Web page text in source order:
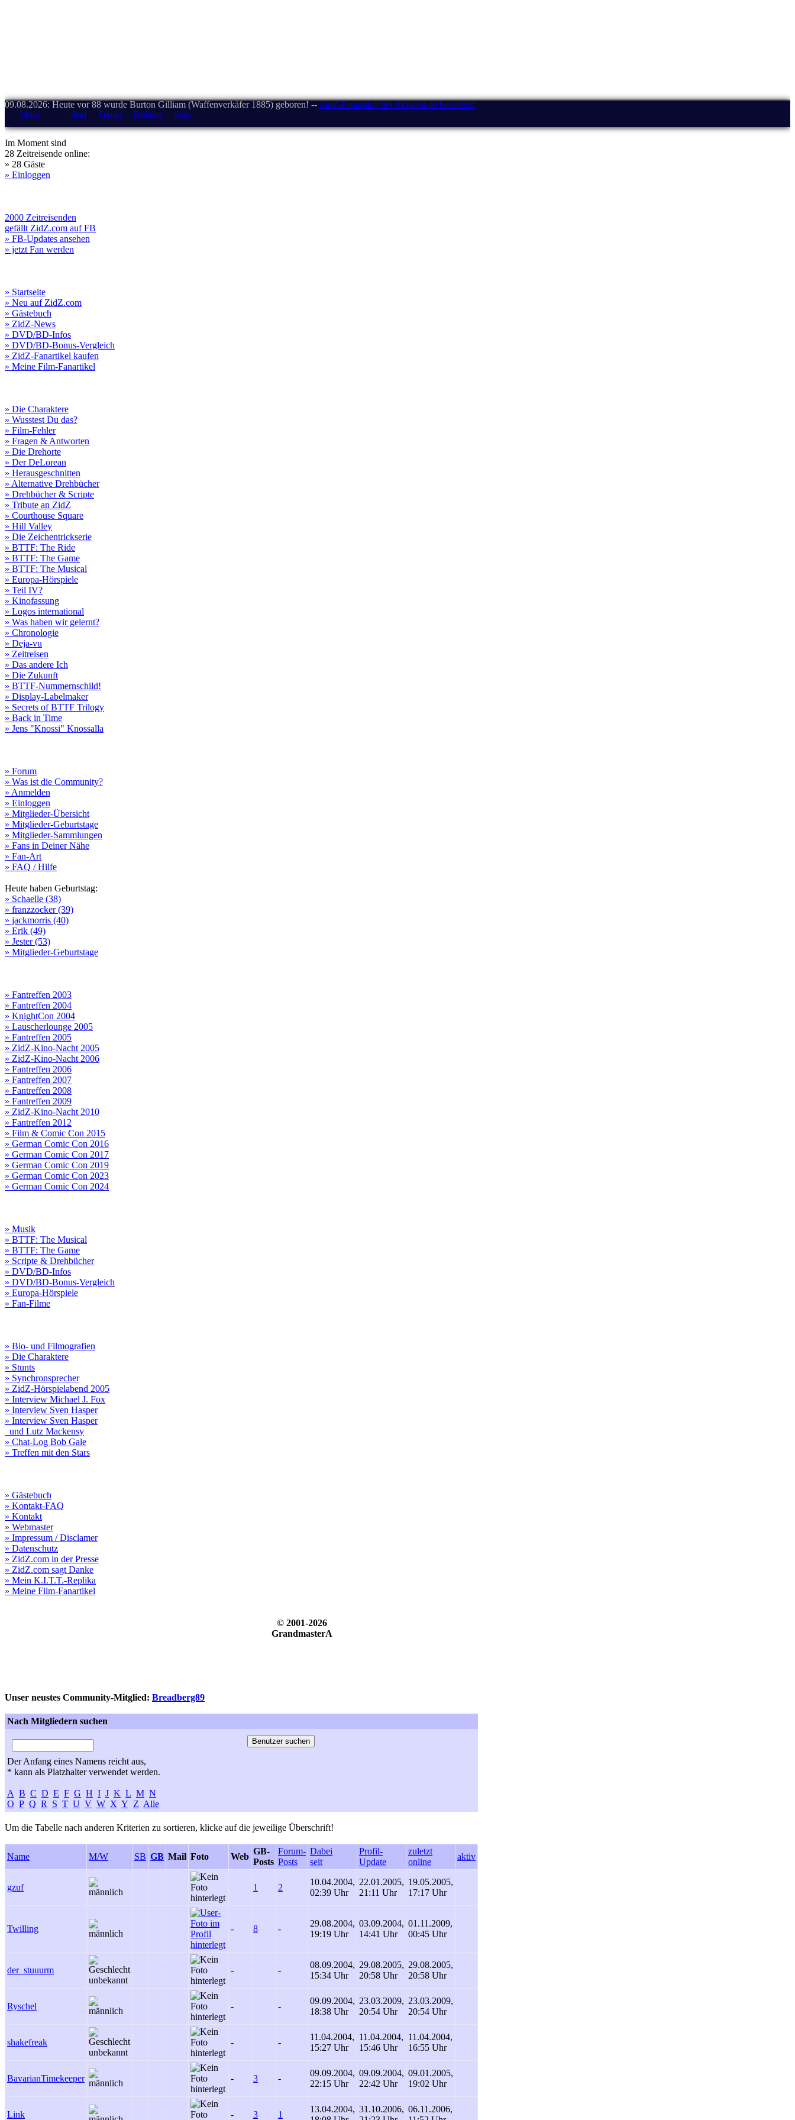
09.08.2026: Heute vor 88 wurde Burton Gilliam (Waffenverkäfer 1885) geboren! -- ZidZ-Fanartikel bei Amazon.de bestellen!
Menü Start Forum Drehorte Stars
Im Moment sind
28 Zeitreisende online:
» 28 Gäste
» Einloggen
2000 Zeitreisenden
gefällt ZidZ.com auf FB
» FB-Updates ansehen
» jetzt Fan werden
» Startseite
» Neu auf ZidZ.com
» Gästebuch
» ZidZ-News
» DVD/BD-Infos
» DVD/BD-Bonus-Vergleich
» ZidZ-Fanartikel kaufen
» Meine Film-Fanartikel
» Die Charaktere
» Wusstest Du das?
» Film-Fehler
» Fragen & Antworten
» Die Drehorte
» Der DeLorean
» Herausgeschnitten
» Alternative Drehbücher
» Drehbücher & Scripte
» Tribute an ZidZ
» Courthouse Square
» Hill Valley
» Die Zeichentrickserie
» BTTF: The Ride
» BTTF: The Game
» BTTF: The Musical
» Europa-Hörspiele
» Teil IV?
» Kinofassung
» Logos international
» Was haben wir gelernt?
» Chronologie
» Deja-vu
» Zeitreisen
» Das andere Ich
» Die Zukunft
» BTTF-Nummernschild!
» Display-Labelmaker
» Secrets of BTTF Trilogy
» Back in Time
» Jens "Knossi" Knossalla
» Forum
» Was ist die Community?
» Anmelden
» Einloggen
» Mitglieder-Übersicht
» Mitglieder-Geburtstage
» Mitglieder-Sammlungen
» Fans in Deiner Nähe
» Fan-Art
» FAQ / Hilfe
Heute haben Geburtstag:
» Schaelle (38)
» franzzocker (39)
» jackmorris (40)
» Erik (49)
» Jester (53)
» Mitglieder-Geburtstage
» Fantreffen 2003
» Fantreffen 2004
» KnightCon 2004
» Lauscherlounge 2005
» Fantreffen 2005
» ZidZ-Kino-Nacht 2005
» ZidZ-Kino-Nacht 2006
» Fantreffen 2006
» Fantreffen 2007
» Fantreffen 2008
» Fantreffen 2009
» ZidZ-Kino-Nacht 2010
» Fantreffen 2012
» Film & Comic Con 2015
» German Comic Con 2016
» German Comic Con 2017
» German Comic Con 2019
» German Comic Con 2023
» German Comic Con 2024
» Musik
» BTTF: The Musical
» BTTF: The Game
» Scripte & Drehbücher
» DVD/BD-Infos
» DVD/BD-Bonus-Vergleich
» Europa-Hörspiele
» Fan-Filme
» Bio- und Filmografien
» Die Charaktere
» Stunts
» Synchronsprecher
» ZidZ-Hörspielabend 2005
» Interview Michael J. Fox
» Interview Sven Hasper
» Interview Sven Hasper
und Lutz Mackensy
» Chat-Log Bob Gale
» Treffen mit den Stars
» Gästebuch
» Kontakt-FAQ
» Kontakt
» Webmaster
» Impressum / Disclamer
» Datenschutz
» ZidZ.com in der Presse
» ZidZ.com sagt Danke
» Mein K.I.T.T.-Replika
» Meine Film-Fanartikel
© 2001-2026
GrandmasterA
Unser neustes Community-Mitglied: Breadberg89
Nach Mitgliedern suchen
Der Anfang eines Namens reicht aus,
* kann als Platzhalter verwendet werden.
A B C D E F G H I J K L M N
O P Q R S T U V W X Y Z Alle
Um die Tabelle nach anderen Kriterien zu sortieren, klicke auf die jeweilige Überschrift!
Name M/W SB GB Mail Foto Web
GB-
Posts
Forum-
Posts
Dabei
seit
Profil-
Update
zuletzt
online
aktiv
gzuf 1 2
10.04.2004,
02:39 Uhr
22.01.2005,
21:11 Uhr
19.05.2005,
17:17 Uhr
Twilling - 8 -
29.08.2004,
19:19 Uhr
03.09.2004,
14:41 Uhr
01.11.2009,
00:45 Uhr
der_stuuurm - -
08.09.2004,
15:34 Uhr
29.08.2005,
20:58 Uhr
29.08.2005,
20:58 Uhr
Ryschel - -
09.09.2004,
18:38 Uhr
23.03.2009,
20:54 Uhr
23.03.2009,
20:54 Uhr
shakefreak - -
11.04.2004,
15:27 Uhr
11.04.2004,
15:46 Uhr
11.04.2004,
16:55 Uhr
BavarianTimekeeper - 3 -
09.09.2004,
22:15 Uhr
09.09.2004,
22:42 Uhr
09.01.2005,
19:02 Uhr
Link - 3 1
13.04.2004, 31.10.2006, 06.11.2006,